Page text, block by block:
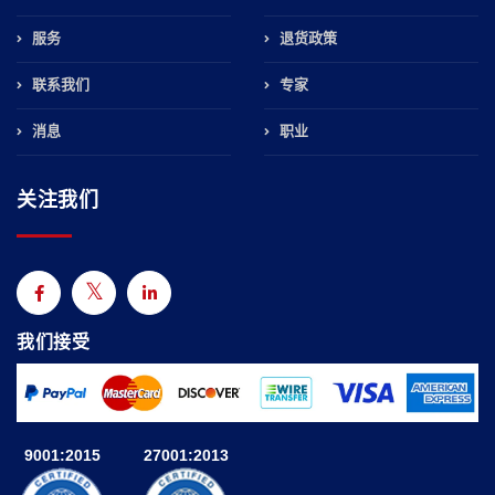
服务
联系我们
消息
退货政策
专家
职业
关注我们
我们接受
9001:2015 27001:2013